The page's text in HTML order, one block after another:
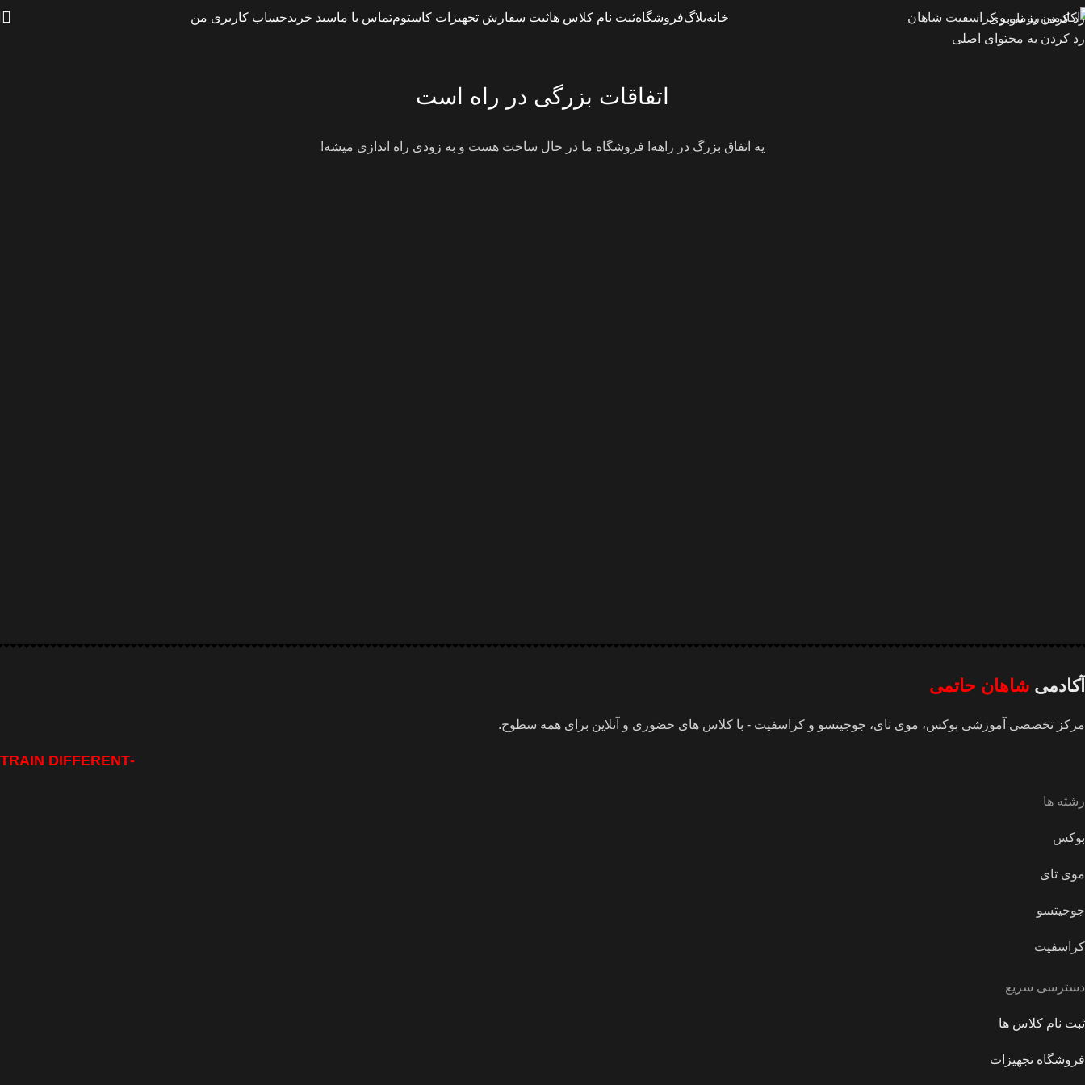
رد کردن به ناوبری
رد کردن به محتوای اصلی
خانهبلاگفروشگاهثبت نام کلاس هاثبت سفارش تجهیزات کاستومتماس با ماسبد خریدحساب کاربری من
اتفاقات بزرگی در راه است
یه اتفاق بزرگ در راهه! فروشگاه ما در حال ساخت هست و به زودی راه اندازی میشه!
آکادمی شاهان حاتمی
مرکز تخصصی آموزشی بوکس، موی تای، جوجیتسو و کراسفیت - با کلاس های حضوری و آنلاین برای همه سطوح.
-TRAIN DIFFERENT
رشته ها
بوکس
موی تای
جوجیتسو
کراسفیت
دسترسی سریع
ثبت نام کلاس ها
فروشگاه تجهیزات